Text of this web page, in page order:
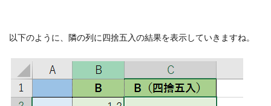
以下のように、隣の列に四捨五入の結果を表示していきますね。